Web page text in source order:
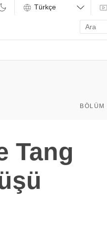
Enter
search
term
BÖLÜM
Tang